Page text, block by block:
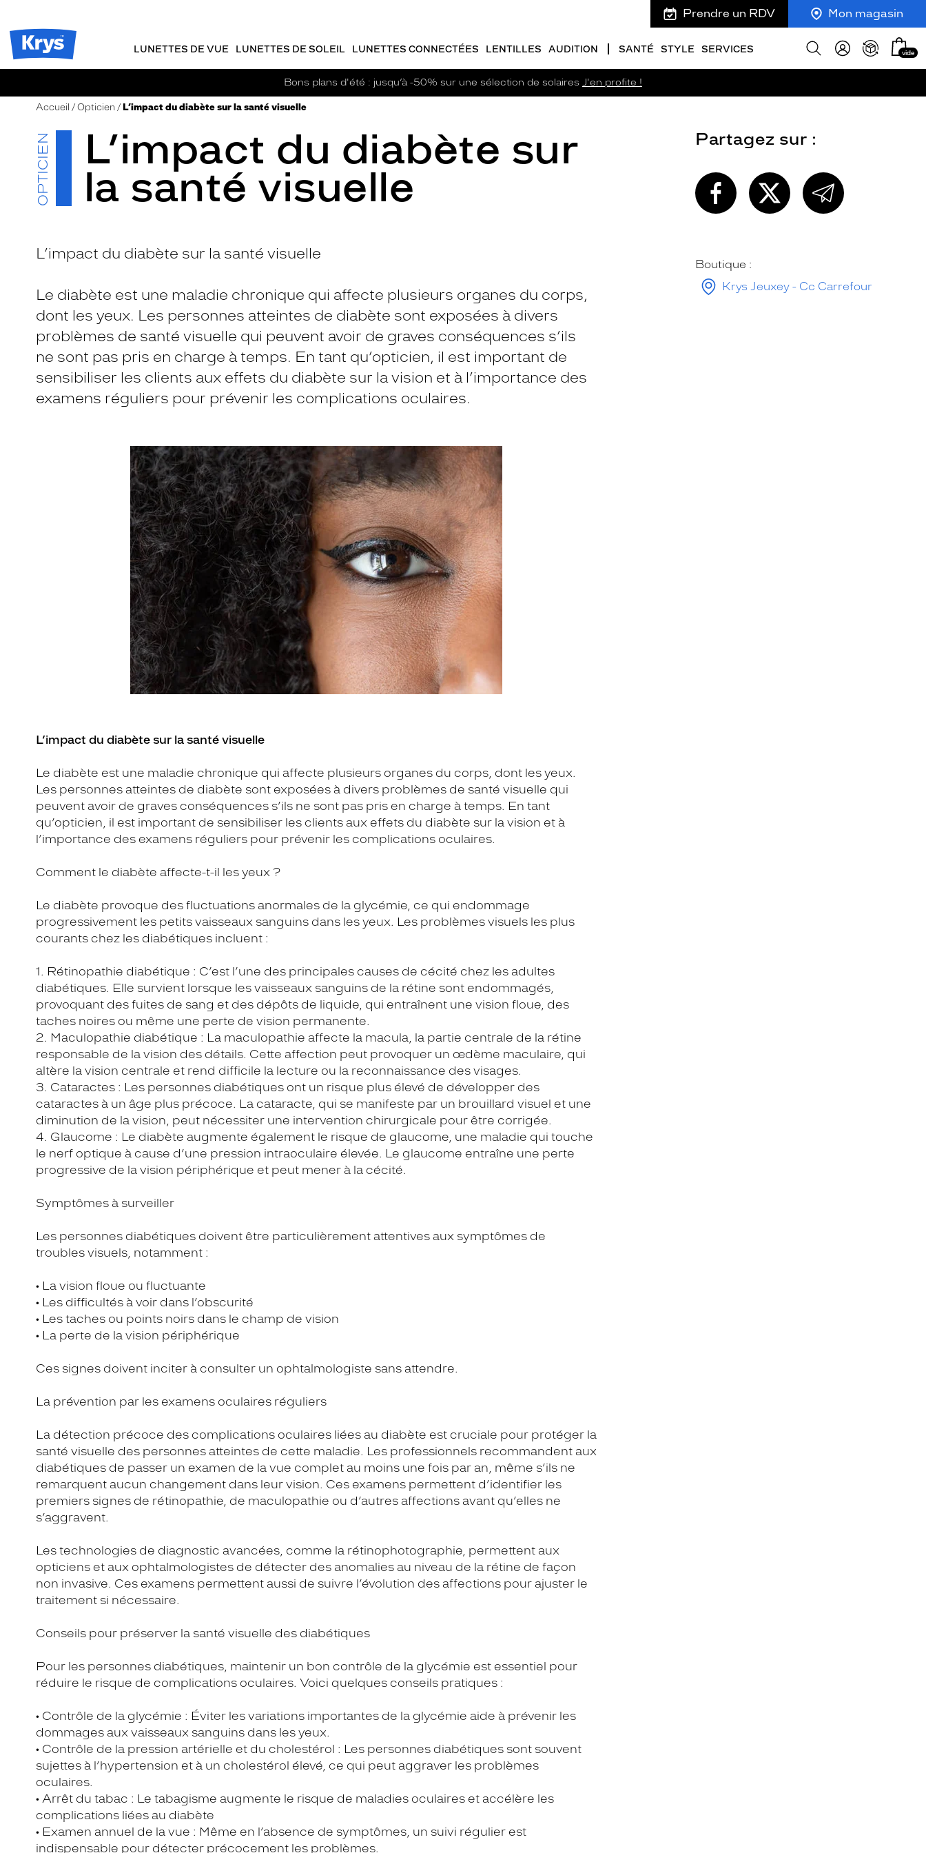
Opticien
Krys
Prendre un RDV Mon magasin
LUNETTES DE VUE LUNETTES DE SOLEIL LUNETTES CONNECTÉES LENTILLES AUDITION SANTÉ STYLE SERVICES
Afficher
Mon
panier
vide
Bons plans d'été : jusqu’à -50% sur une sélection de solaires J'en profite !
Accueil Opticien L’impact du diabète sur la santé visuelle
OPTICIEN L’impact du diabète sur
la santé visuelle
L’impact du diabète sur la santé visuelle
Le diabète est une maladie chronique qui affecte plusieurs organes du corps,
dont les yeux. Les personnes atteintes de diabète sont exposées à divers
problèmes de santé visuelle qui peuvent avoir de graves conséquences s’ils
ne sont pas pris en charge à temps. En tant qu’opticien, il est important de
sensibiliser les clients aux effets du diabète sur la vision et à l’importance des
examens réguliers pour prévenir les complications oculaires.
L’impact du diabète sur la santé visuelle
Le diabète est une maladie chronique qui affecte plusieurs organes du corps, dont les yeux.
Les personnes atteintes de diabète sont exposées à divers problèmes de santé visuelle qui
peuvent avoir de graves conséquences s’ils ne sont pas pris en charge à temps. En tant
qu’opticien, il est important de sensibiliser les clients aux effets du diabète sur la vision et à
l’importance des examens réguliers pour prévenir les complications oculaires.
Comment le diabète affecte-t-il les yeux ?
Le diabète provoque des fluctuations anormales de la glycémie, ce qui endommage
progressivement les petits vaisseaux sanguins dans les yeux. Les problèmes visuels les plus
courants chez les diabétiques incluent :
1. Rétinopathie diabétique : C’est l’une des principales causes de cécité chez les adultes
diabétiques. Elle survient lorsque les vaisseaux sanguins de la rétine sont endommagés,
provoquant des fuites de sang et des dépôts de liquide, qui entraînent une vision floue, des
taches noires ou même une perte de vision permanente.
2. Maculopathie diabétique : La maculopathie affecte la macula, la partie centrale de la rétine
responsable de la vision des détails. Cette affection peut provoquer un œdème maculaire, qui
altère la vision centrale et rend difficile la lecture ou la reconnaissance des visages.
3. Cataractes : Les personnes diabétiques ont un risque plus élevé de développer des
cataractes à un âge plus précoce. La cataracte, qui se manifeste par un brouillard visuel et une
diminution de la vision, peut nécessiter une intervention chirurgicale pour être corrigée.
4. Glaucome : Le diabète augmente également le risque de glaucome, une maladie qui touche
le nerf optique à cause d’une pression intraoculaire élevée. Le glaucome entraîne une perte
progressive de la vision périphérique et peut mener à la cécité.
Symptômes à surveiller
Les personnes diabétiques doivent être particulièrement attentives aux symptômes de
troubles visuels, notamment :
• La vision floue ou fluctuante
• Les difficultés à voir dans l’obscurité
• Les taches ou points noirs dans le champ de vision
• La perte de la vision périphérique
Ces signes doivent inciter à consulter un ophtalmologiste sans attendre.
La prévention par les examens oculaires réguliers
La détection précoce des complications oculaires liées au diabète est cruciale pour protéger la
santé visuelle des personnes atteintes de cette maladie. Les professionnels recommandent aux
diabétiques de passer un examen de la vue complet au moins une fois par an, même s’ils ne
remarquent aucun changement dans leur vision. Ces examens permettent d’identifier les
premiers signes de rétinopathie, de maculopathie ou d’autres affections avant qu’elles ne
s’aggravent.
Les technologies de diagnostic avancées, comme la rétinophotographie, permettent aux
opticiens et aux ophtalmologistes de détecter des anomalies au niveau de la rétine de façon
non invasive. Ces examens permettent aussi de suivre l’évolution des affections pour ajuster le
traitement si nécessaire.
Conseils pour préserver la santé visuelle des diabétiques
Pour les personnes diabétiques, maintenir un bon contrôle de la glycémie est essentiel pour
réduire le risque de complications oculaires. Voici quelques conseils pratiques :
• Contrôle de la glycémie : Éviter les variations importantes de la glycémie aide à prévenir les
dommages aux vaisseaux sanguins dans les yeux.
• Contrôle de la pression artérielle et du cholestérol : Les personnes diabétiques sont souvent
sujettes à l’hypertension et à un cholestérol élevé, ce qui peut aggraver les problèmes
oculaires.
• Arrêt du tabac : Le tabagisme augmente le risque de maladies oculaires et accélère les
complications liées au diabète
• Examen annuel de la vue : Même en l’absence de symptômes, un suivi régulier est
indispensable pour détecter précocement les problèmes.
Partagez sur :
PARTAGEZ
CETTE
PAGE
SUR
FACEBOOK
PARTAGEZ
CETTE
PAGE
SUR
TWITTER
PARTAGEZ
CETTE
PAGE
PAR
E-
Boutique :
Krys Jeuxey - Cc Carrefour